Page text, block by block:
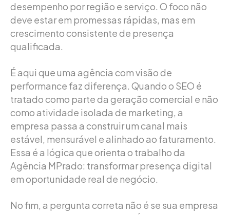
desempenho por região e serviço. O foco não
deve estar em promessas rápidas, mas em
crescimento consistente de presença
qualificada.
É aqui que uma agência com visão de
performance faz diferença. Quando o SEO é
tratado como parte da geração comercial e não
como atividade isolada de marketing, a
empresa passa a construir um canal mais
estável, mensurável e alinhado ao faturamento.
Essa é a lógica que orienta o trabalho da
Agência MPrado: transformar presença digital
em oportunidade real de negócio.
No fim, a pergunta correta não é se sua empresa